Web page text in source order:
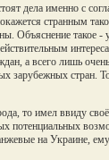
дела именно с
странным
Объяснение
а всего лишь
стран.
то имел ввиду
потенциальных
на Украине,